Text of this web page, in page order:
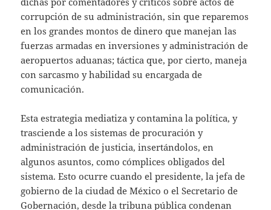
corrupción de su administración, sin que reparemos
en los grandes montos de dinero que manejan las
fuerzas armadas en inversiones y administración de
aeropuertos aduanas; táctica que, por cierto, maneja
con sarcasmo y habilidad su encargada de
comunicación.
Esta estrategia mediatiza y contamina la política, y
trasciende a los sistemas de procuración y
administración de justicia, insertándolos, en
algunos asuntos, como cómplices obligados del
sistema. Esto ocurre cuando el presidente, la jefa de
gobierno de la ciudad de México o el Secretario de
Gobernación, desde la tribuna pública condenan